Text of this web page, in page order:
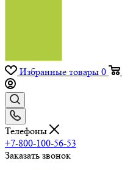
Избранные товары 0
Телефоны
+7-800-100-56-53
Заказать звонок